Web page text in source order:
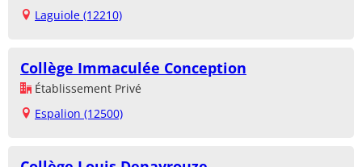
Laguiole (12210)
Collège Immaculée Conception
Établissement Privé
Espalion (12500)